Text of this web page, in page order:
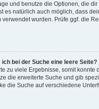
und benutze die Optionen, die
es natürlich auch möglich, dass
verwendet wurden. Prüfe ggf. die
bei der Suche eine leere Seite?
zu viele Ergebnisse, somit konnte
die erweiterte Suche und gib
die Suche auf verschiedene